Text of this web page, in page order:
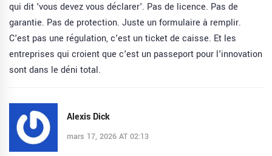
qui dit 'vous devez vous déclarer'. Pas de licence. Pas de
garantie. Pas de protection. Juste un formulaire à remplir.
C'est pas une régulation, c'est un ticket de caisse. Et les
entreprises qui croient que c'est un passeport pour l'innovation
sont dans le déni total.
Alexis Dick
mars 17, 2026 AT 02:13